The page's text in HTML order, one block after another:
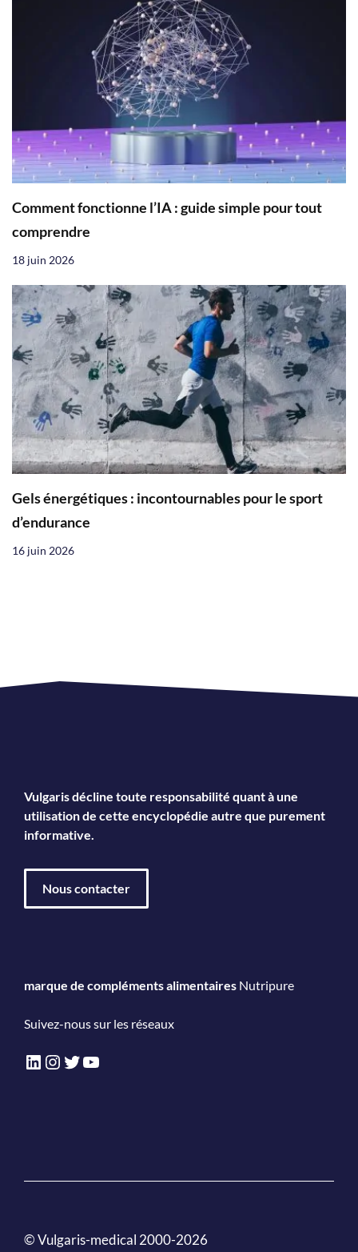
Comment fonctionne l’IA : guide simple pour tout
comprendre
18 juin 2026
Gels énergétiques : incontournables pour le sport
d’endurance
16 juin 2026
Vulgaris décline toute responsabilité quant à une
utilisation de cette encyclopédie autre que purement
informative.
Nous contacter
marque de compléments alimentaires Nutripure
Suivez-nous sur les réseaux
LinkedIn
Instagram
Twitter
YouTube
© Vulgaris-medical 2000-2026